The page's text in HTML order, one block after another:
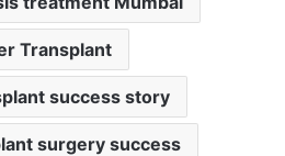
Transplant
success story
surgery success